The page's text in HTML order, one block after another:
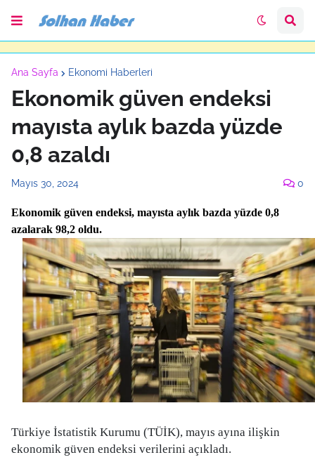
Ana Sayfa Ekonomi Haberleri
Ekonomik güven endeksi
mayısta aylık bazda yüzde
0,8 azaldı
Mayıs 30, 2024 0
Ekonomik güven endeksi, mayısta aylık bazda yüzde 0,8
azalarak 98,2 oldu.
Türkiye İstatistik Kurumu (TÜİK), mayıs ayına ilişkin
ekonomik güven endeksi verilerini açıkladı.